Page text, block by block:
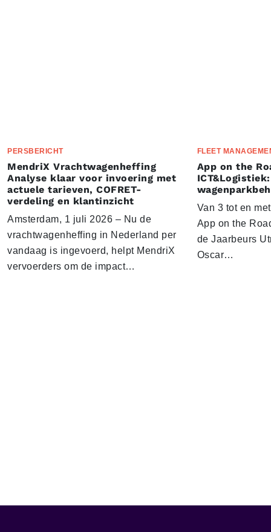
PERSBERICHT
MendriX Vrachtwagenheffing
Analyse klaar voor invoering met
actuele tarieven, COFRET-
verdeling en klantinzicht
Amsterdam, 1 juli 2026 – Nu de
vrachtwagenheffing in Nederland per
vandaag is ingevoerd, helpt MendriX
vervoerders om de impact…
FLEET
App on the
Van 3 tot en
App on the
de Jaarbeurs
Oscar…